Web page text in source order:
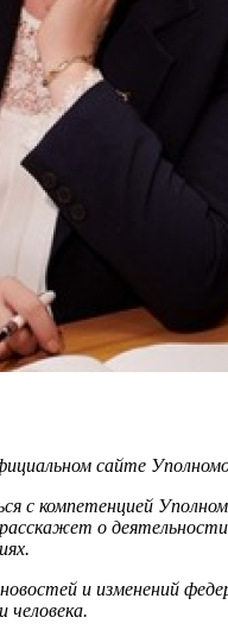
сайте
с компетенцией
о
и изменений